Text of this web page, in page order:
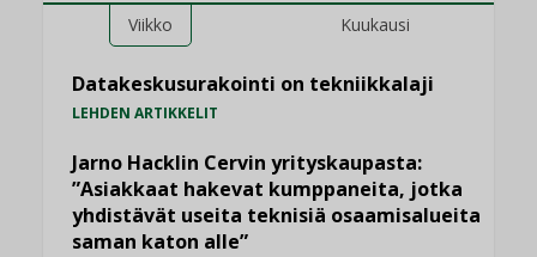
Viikko Kuukausi
Datakeskusurakointi on tekniikkalaji
LEHDEN ARTIKKELIT
Jarno Hacklin Cervin yrityskaupasta:
”Asiakkaat hakevat kumppaneita, jotka
yhdistävät useita teknisiä osaamisalueita
saman katon alle”